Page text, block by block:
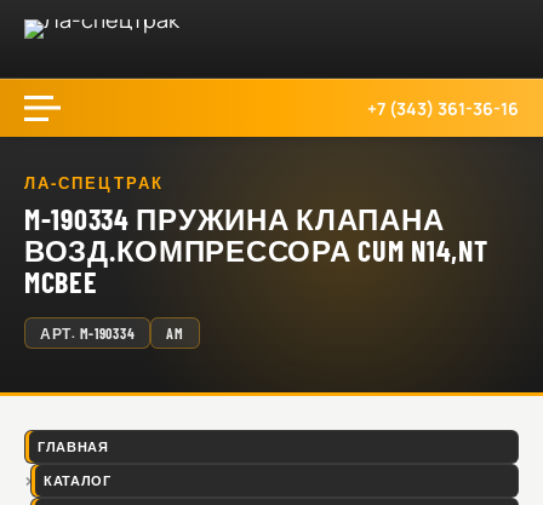
+7 (343) 361-36-16
ЛА-СПЕЦТРАК
M-190334 ПРУЖИНА КЛАПАНА
ВОЗД.КОМПРЕССОРА CUM N14,NT
MCBEE
АРТ. M-190334 AM
ГЛАВНАЯ
КАТАЛОГ